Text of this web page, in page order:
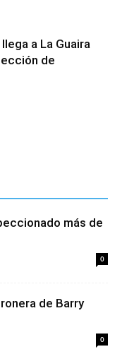
a La Guaira
de
más de
0
de Barry
0